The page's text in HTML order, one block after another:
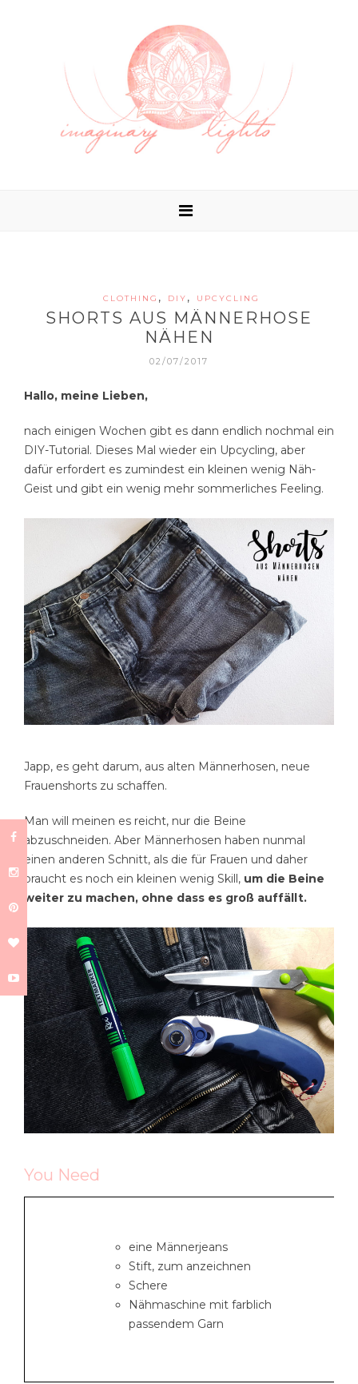
CLOTHING , DIY , UPCYCLING
SHORTS AUS MÄNNERHOSE
NÄHEN
02/07/2017
Hallo, meine Lieben,
nach einigen Wochen gibt es dann endlich nochmal ein
DIY-Tutorial. Dieses Mal wieder ein Upcycling, aber
dafür erfordert es zumindest ein kleinen wenig Näh-
Geist und gibt ein wenig mehr sommerliches Feeling.
Japp, es geht darum, aus alten Männerhosen, neue
Frauenshorts zu schaffen.
Man will meinen es reicht, nur die Beine
abzuschneiden. Aber Männerhosen haben nunmal
einen anderen Schnitt, als die für Frauen und daher
braucht es noch ein kleinen wenig Skill, um die Beine
weiter zu machen, ohne dass es groß auffällt.
You Need
eine Männerjeans
Stift, zum anzeichnen
Schere
Nähmaschine mit farblich
passendem Garn